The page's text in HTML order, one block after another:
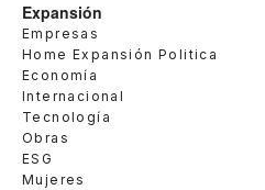
Expansión
Empresas
Home Expansión Politica
Economía
Internacional
Tecnología
Obras
ESG
Mujeres